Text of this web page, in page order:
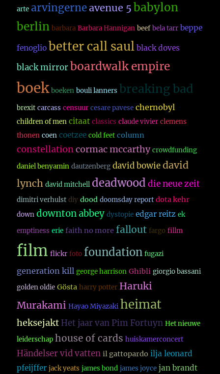
arte arvingerne avenue 5 babylon
berlin barbara Barbara Hannigan beef bela tarr beppe
fenoglio better call saul black doves
black mirror boardwalk empire
boek boeken bouli lanners breaking bad
brexit carcass censuur cesare pavese chernobyl
children of men citaat classics claude vivier clemens
thonen coen coetzee cold feet column
constellationcormac mccarthy crowdfunding
daniel benyamin dautzenberg david bowie david
lynch david mitchell deadwood die neue zeit
dimitri verhulst diy dood doomsday report dota kehr
down downton abbey dystopie edgar reitz ek
emptiness erie faith no more fallout fargo fillm
film flickr foto foundation fugazi
generation kill george harrison Ghibli giorgio bassani
golden oldie Gösta harry potter Haruki
Murakami Hayao Miyazaki heimat
heksejakt Het jaar van Pim Fortuyn Het nieuwe
leiderschap house of cards huiskamerconcert
Händelser vid vatten il gattopardo ilja leonard
pfeijffer jack yeats james bond james joyce jan brandt